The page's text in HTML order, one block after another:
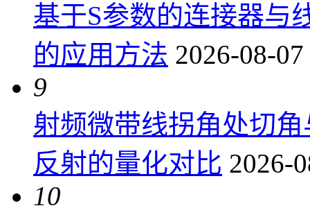
基于S参数的连接器与
的应用方法 2026-08-
9
射频微带线拐角处切
反射的量化对比 2026-
10